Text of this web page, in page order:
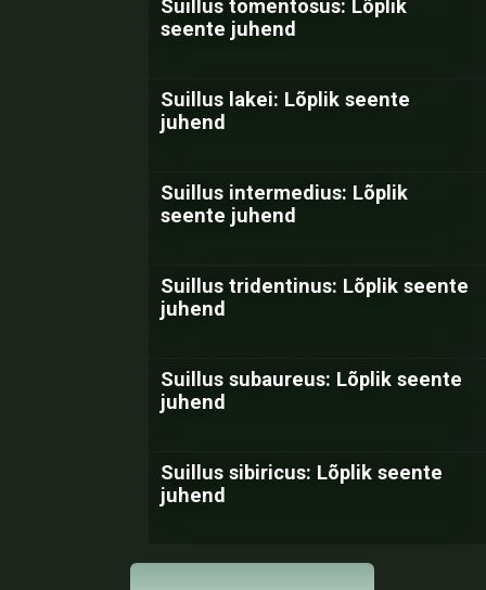
Suillus tomentosus: Lõplik
seente juhend
Suillus lakei: Lõplik seente
juhend
Suillus intermedius: Lõplik
seente juhend
Suillus tridentinus: Lõplik seente
juhend
Suillus subaureus: Lõplik seente
juhend
Suillus sibiricus: Lõplik seente
juhend